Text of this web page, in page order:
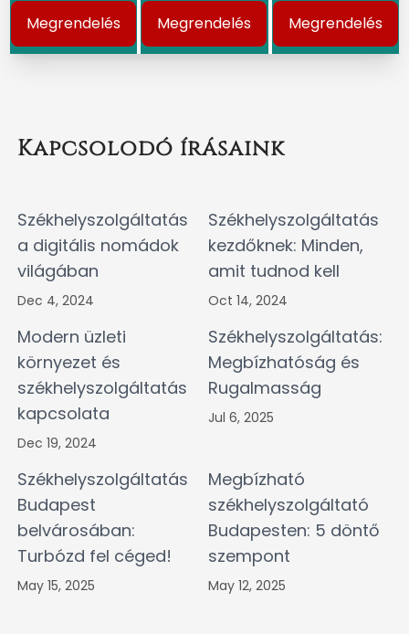
Megrendelés Megrendelés Megrendelés
Kapcsolodó írásaink
Székhelyszolgáltatás
a digitális nomádok
világában
Dec 4, 2024
Székhelyszolgáltatás
kezdőknek: Minden,
amit tudnod kell
Oct 14, 2024
Modern üzleti
környezet és
székhelyszolgáltatás
kapcsolata
Dec 19, 2024
Székhelyszolgáltatás:
Megbízhatóság és
Rugalmasság
Jul 6, 2025
Székhelyszolgáltatás
Budapest
belvárosában:
Turbózd fel céged!
May 15, 2025
Megbízható
székhelyszolgáltató
Budapesten: 5 döntő
szempont
May 12, 2025